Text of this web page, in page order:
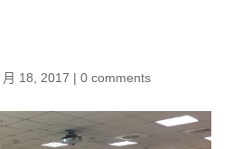
月 18, 2017 | 0 comments